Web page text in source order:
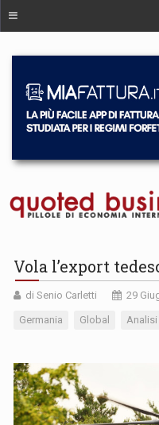
Vola l’export
di Senio Carletti 29
Germania Global